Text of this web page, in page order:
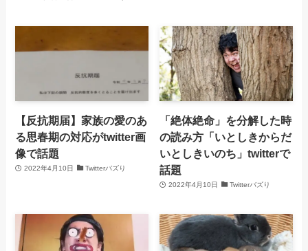
【反抗期届】家族の愛のあ
る思春期の対応がtwitter画
像で話題
2022年4月10日 Twitterバズり
「絶体絶命」を分解した時
の読み方「いとしきからだ
いとしきいのち」twitterで
話題
2022年4月10日 Twitterバズり